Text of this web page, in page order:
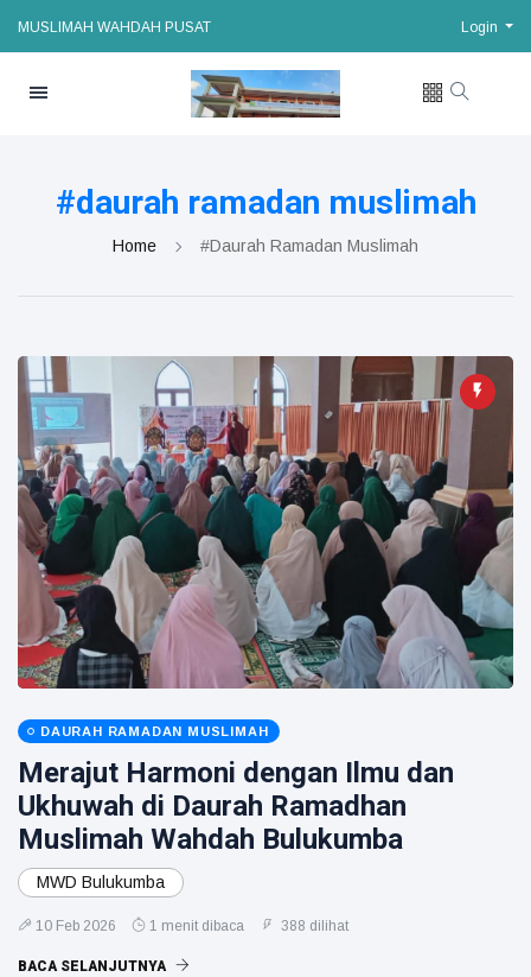
MUSLIMAH WAHDAH PUSAT Login
#daurah ramadan muslimah
Home #daurah Ramadan Muslimah
DAURAH RAMADAN MUSLIMAH
Merajut Harmoni dengan Ilmu dan
Ukhuwah di Daurah Ramadhan
Muslimah Wahdah Bulukumba
MWD Bulukumba
10 Feb 2026 1 menit dibaca 388 dilihat
BACA SELANJUTNYA